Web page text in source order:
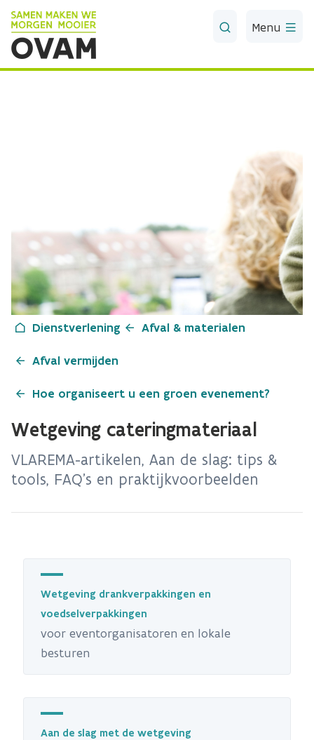
Skip to Main Content
Menu
Dienstverlening Afval & materialen
Afval vermijden
Hoe organiseert u een groen evenement?
Wetgeving cateringmateriaal
VLAREMA-artikelen, Aan de slag: tips &
tools, FAQ's en praktijkvoorbeelden
Wetgeving drankverpakkingen en
voedselverpakkingen
voor eventorganisatoren en lokale
besturen
Aan de slag met de wetgeving